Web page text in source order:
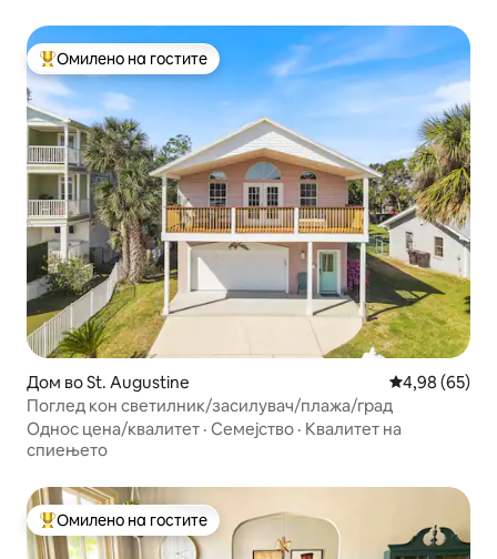
Меѓу најуспешните „Омилени на гостите“
Омилено на гостите
Дом во St. Augustine Просечна
4,98 (65)
Поглед кон светилник/засилувач/плажа/град
Однос цена/квалитет · Семејство · Квалитет на
спиењето
Меѓу најуспешните „Омилени на гостите“
Омилено на гостите